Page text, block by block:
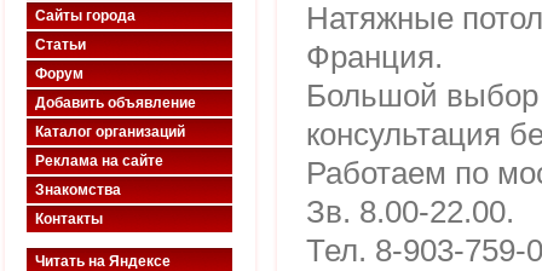
Сайты города
Статьи
Форум
Добавить объявление
Каталог организаций
Реклама на сайте
Знакомства
Контакты
Читать на Яндексе
Натяжные
Франция.
Большой
консультация
Работаем по
Зв. 8.00-22.00.
Тел. 8-903-759-